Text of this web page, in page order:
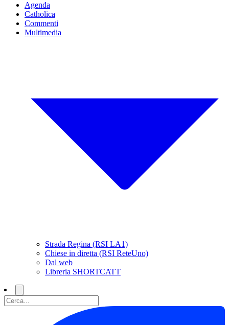
Agenda
Catholica
Commenti
Multimedia
Strada Regina (RSI LA1)
Chiese in diretta (RSI ReteUno)
Dal web
Libreria SHORTCATT